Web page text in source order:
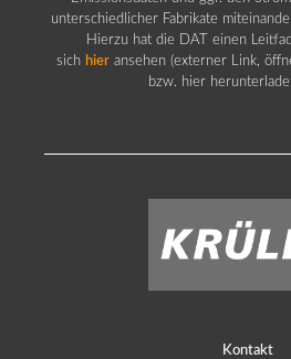
unterschiedlicher Fabrikate
Hierzu hat die DAT einen
sich hier ansehen (externer Link,
bzw. hier
Kontakt